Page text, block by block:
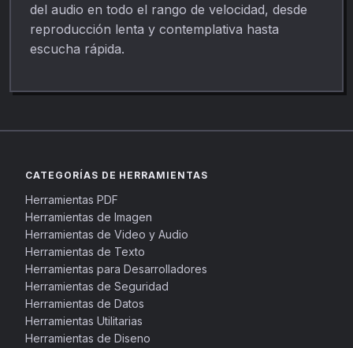
del audio en todo el rango de velocidad, desde
reproducción lenta y contemplativa hasta
escucha rápida.
CATEGORÍAS DE HERRAMIENTAS
Herramientas PDF
Herramientas de Imagen
Herramientas de Video y Audio
Herramientas de Texto
Herramientas para Desarrolladores
Herramientas de Seguridad
Herramientas de Datos
Herramientas Utilitarias
Herramientas de Diseno